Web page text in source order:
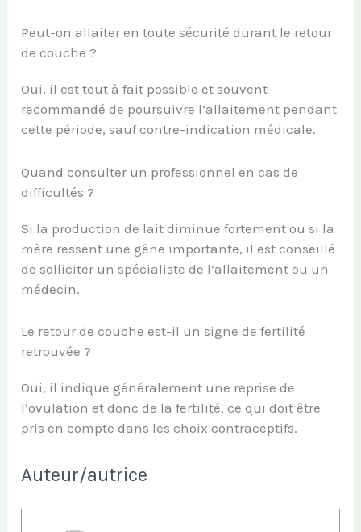
Peut-on allaiter en toute sécurité durant le retour
de couche ?
Oui, il est tout à fait possible et souvent
recommandé de poursuivre l’allaitement pendant
cette période, sauf contre-indication médicale.
Quand consulter un professionnel en cas de
difficultés ?
Si la production de lait diminue fortement ou si la
mère ressent une gêne importante, il est conseillé
de solliciter un spécialiste de l’allaitement ou un
médecin.
Le retour de couche est-il un signe de fertilité
retrouvée ?
Oui, il indique généralement une reprise de
l’ovulation et donc de la fertilité, ce qui doit être
pris en compte dans les choix contraceptifs.
Auteur/autrice